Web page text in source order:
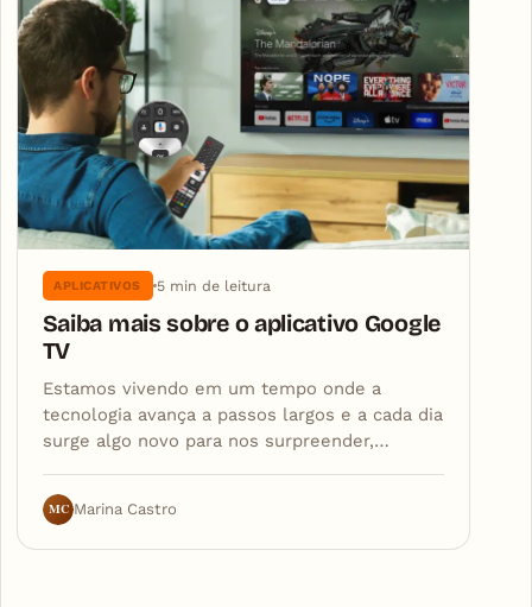
APLICATIVOS 5 min de leitura
Saiba mais sobre o aplicativo Google
TV
Estamos vivendo em um tempo onde a
tecnologia avança a passos largos e a cada dia
surge algo novo para nos surpreender,…
MC Marina Castro